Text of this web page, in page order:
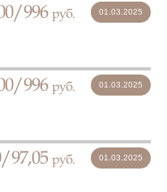
996 руб. 01.03.2025
996 руб. 01.03.2025
97,05 руб. 01.03.2025